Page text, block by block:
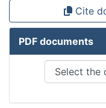
Cite
PDF documents